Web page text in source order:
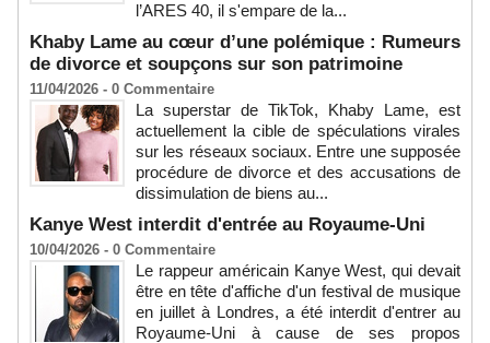
l’ARES 40, il s'empare de la...
Khaby Lame au cœur d’une polémique : Rumeurs
de divorce et soupçons sur son patrimoine
11/04/2026 - 0 Commentaire
La superstar de TikTok, Khaby Lame, est
actuellement la cible de spéculations virales
sur les réseaux sociaux. Entre une supposée
procédure de divorce et des accusations de
dissimulation de biens au...
Kanye West interdit d'entrée au Royaume-Uni
10/04/2026 - 0 Commentaire
Le rappeur américain Kanye West, qui devait
être en tête d'affiche d'un festival de musique
en juillet à Londres, a été interdit d'entrer au
Royaume-Uni à cause de ses propos